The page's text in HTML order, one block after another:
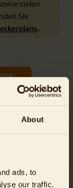
About
ads, to
our traffic.
vielen
Sie
.